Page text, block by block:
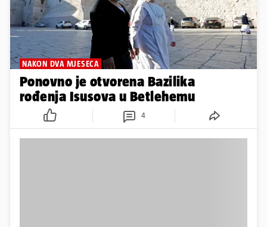
NAKON DVA MJESECA
Ponovno je otvorena Bazilika
rođenja Isusova u Betlehemu
4